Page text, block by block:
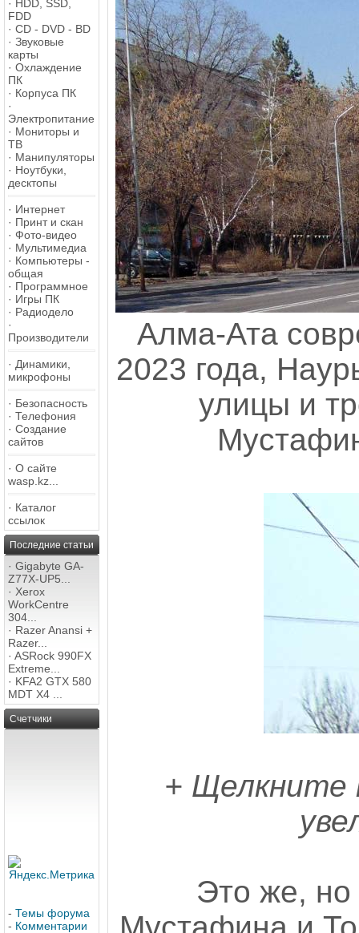
· HDD, SSD,
FDD
· CD - DVD - BD
· Звуковые
карты
· Охлаждение
ПК
· Корпуса ПК
·
Электропитание
· Мониторы и
ТВ
· Манипуляторы
· Ноутбуки,
десктопы
· Интернет
· Принт и скан
· Фото-видео
· Мультимедиа
· Компьютеры -
общая
· Программное
· Игры ПК
· Радиодело
·
Производители
· Динамики,
микрофоны
· Безопасность
· Телефония
· Создание
сайтов
· О сайте
wasp.kz...
· Каталог
ссылок
Последние статьи
· Gigabyte GA-
Z77X-UP5...
· Xerox
WorkCentre
304...
· Razer Anansi +
Razer...
· ASRock 990FX
Extreme...
· KFA2 GTX 580
MDT X4 ...
Счетчики
- Темы форума
- Комментарии
Алма-Ата
2023 года,
улицы и
+
Это же, но